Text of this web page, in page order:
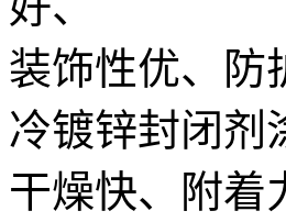
装饰性优、防
冷镀锌封闭剂
干燥快、附着